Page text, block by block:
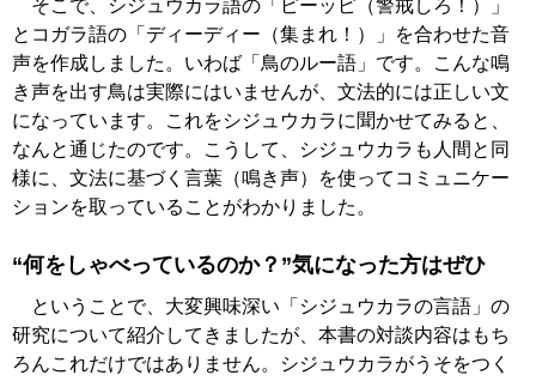
そこで、シジュウカラ語の「ピーッピ（警戒しろ！）」
とコガラ語の「ディーディー（集まれ！）」を合わせた音
声を作成しました。いわば「鳥のルー語」です。こんな鳴
き声を出す鳥は実際にはいませんが、文法的には正しい文
になっています。これをシジュウカラに聞かせてみると、
なんと通じたのです。こうして、シジュウカラも人間と同
様に、文法に基づく言葉（鳴き声）を使ってコミュニケー
ションを取っていることがわかりました。
“何をしゃべっているのか？”気になった方はぜひ
ということで、大変興味深い「シジュウカラの言語」の
研究について紹介してきましたが、本書の対談内容はもち
ろんこれだけではありません。シジュウカラがうそをつく